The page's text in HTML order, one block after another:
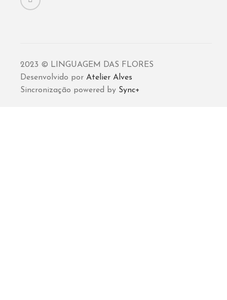
2023 © LINGUAGEM DAS FLORES
Desenvolvido por Atelier Alves
Sincronização powered by Sync+